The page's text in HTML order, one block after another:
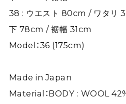
38 : ウエスト 80cm / ワタリ
下 78cm / 裾幅 31cm
Model：36 (175cm)
Made in Japan
Material：BODY : WOOL